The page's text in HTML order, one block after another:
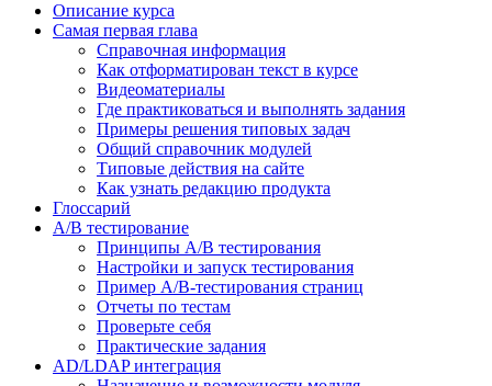
Описание курса
Самая первая глава
Справочная информация
Как отформатирован текст в курсе
Видеоматериалы
Где практиковаться и выполнять задания
Примеры решения типовых задач
Общий справочник модулей
Типовые действия на сайте
Как узнать редакцию продукта
Глоссарий
A/B тестирование
Принципы A/B тестирования
Настройки и запуск тестирования
Пример A/B-тестирования страниц
Отчеты по тестам
Проверьте себя
Практические задания
AD/LDAP интеграция